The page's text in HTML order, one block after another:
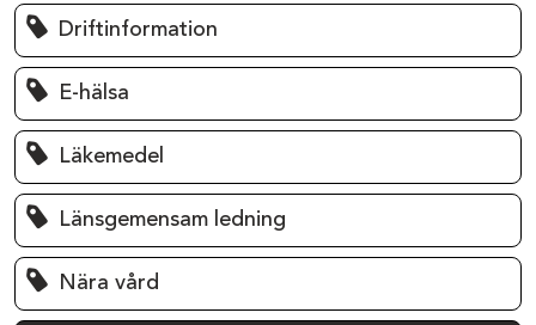
Driftinformation
E-hälsa
Läkemedel
Länsgemensam ledning
Nära vård